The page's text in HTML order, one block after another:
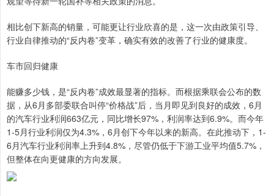
相比创下新高的销量，可能更让行业欣喜的是，这一次由政策引导、
行业自律推动的“反内卷”变革，确实有效的改善了行业的健康度。
车市回归健康
能赚多少钱，是“反内卷”成效最显著的指标。而根据乘联会公布的数
据，从6月多部委联合叫停“价格战”后，当月即见到良好的成效，6月
的汽车行业利润663亿元，同比增长97%，利润率达到6.9%。而今年
1-5月行业利润仅为4.3%，6月创下今年以来的新高。在此推动下，1-
6月汽车行业利润率上升到4.8%，尽管仍低于下游工业平均值5.7%，
但整体在向更健康的方向发展。